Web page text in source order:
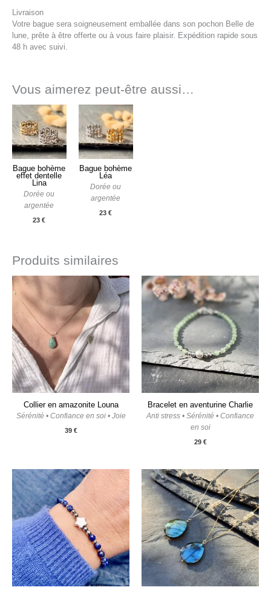
Livraison
Votre bague sera soigneusement emballée dans son pochon Belle de
lune, prête à être offerte ou à vous faire plaisir. Expédition rapide sous
48 h avec suivi.
Vous aimerez peut-être aussi…
Bague bohème
effet dentelle
Lina
Dorée ou
argentée
23€
Bague bohème
Léa
Dorée ou
argentée
23€
Produits similaires
Collier en amazonite Louna
Sérénité • Confiance en soi • Joie
39 €
Bracelet en aventurine Charlie
Anti stress • Sérénité • Confiance
en soi
29 €